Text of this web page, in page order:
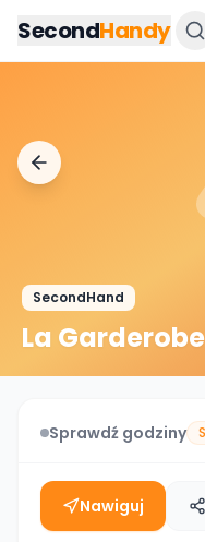
SecondHandy
SecondHand
La Garderobe
Sprawdź godziny
Nawiguj